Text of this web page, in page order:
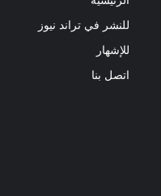
ا
م
للنشر في تراند نيوز
للإشهار
اتصل بنا